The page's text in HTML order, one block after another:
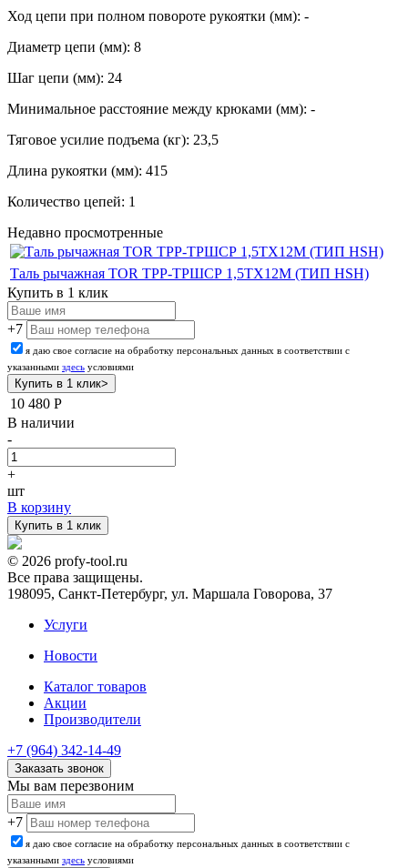
Ход цепи при полном повороте рукоятки (мм): -
Диаметр цепи (мм): 8
Шаг цепи (мм): 24
Минимальное расстояние между крюками (мм): -
Тяговое усилие подъема (кг): 23,5
Длина рукоятки (мм): 415
Количество цепей: 1
Недавно просмотренные
Таль рычажная TOR ТРР-ТРШСР 1,5ТХ12М (ТИП HSH)
Купить в 1 клик
+7
я даю свое согласие на обработку персональных данных в соответствии с
указанными здесь условиями
10 480 Р
В наличии
-
+
шт
В корзину
Купить в 1 клик
© 2026 profy-tool.ru
Все права защищены.
198095, Санкт-Петербург, ул. Маршала Говорова, 37
Услуги
Новости
Каталог товаров
Акции
Производители
+7 (964) 342-14-49
Заказать звонок
Мы вам перезвоним
+7
я даю свое согласие на обработку персональных данных в соответствии с
указанными здесь условиями